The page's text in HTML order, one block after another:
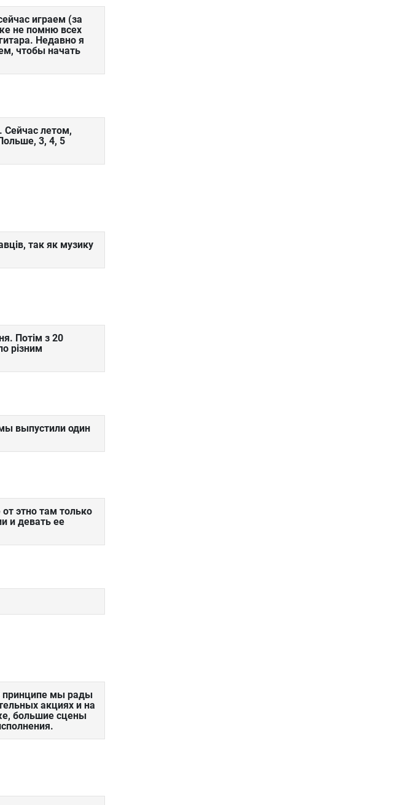
играем (за
не помню всех
Недавно я
чтобы начать
Сейчас летом,
3, 4, 5
так як музику
Потім з 20
різним
выпустили один
этно там только
и девать ее
принципе мы рады
акциях и на
большие сцены